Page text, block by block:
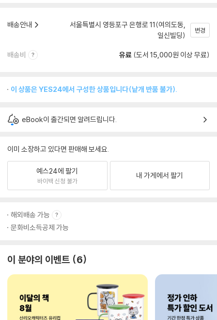
배송안내
서울특별시 영등포구 은행로 11(여의도동,
일신빌딩)
변경
배송비 유료 (도서 15,000원 이상 무료)
이 상품은 YES24에서 구성한 상품입니다(낱개 반품 불가).
eBook이 출간되면 알려드립니다.
이미 소장하고 있다면 판매해 보세요.
예스24에 팔기
바이백 신청 불가
내 가게에서 팔기
해외배송 가능
문화비소득공제 가능
이 분야의 이벤트 6